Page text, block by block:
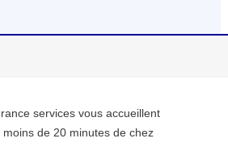
services vous accueillent
de 20 minutes de chez